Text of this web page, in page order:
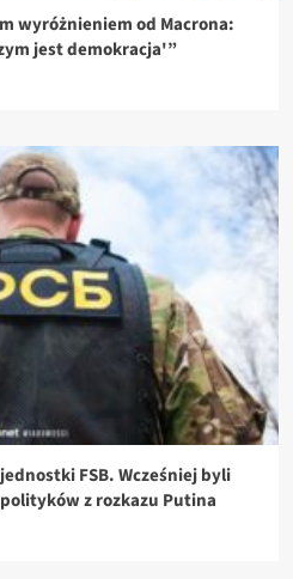
wyróżnieniem od Macrona:
jest demokracja'”
FSB. Wcześniej byli
z rozkazu Putina